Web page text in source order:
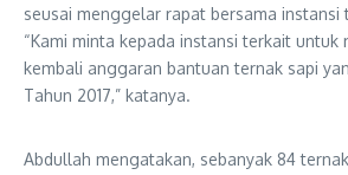
seusai menggelar rapat bersama instansi
“Kami minta kepada instansi terkait untuk
kembali anggaran bantuan ternak sapi
Tahun 2017,” katanya.
Abdullah mengatakan, sebanyak 84